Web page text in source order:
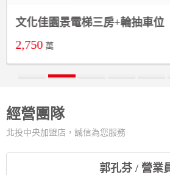
文化佳園景電梯三房+輪抽車位
2,750 萬
經營團隊
北投中央加盟店，誠信為您服務
郭孔芬 / 營業